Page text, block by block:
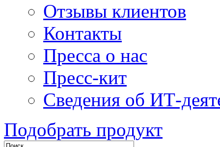
Отзывы клиентов
Контакты
Пресса о нас
Пресс-кит
Сведения об ИТ-
Подобрать продукт